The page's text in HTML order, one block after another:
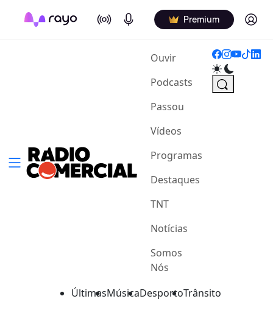
On Air Podcasts Premium Log in
Ouvir(current)
Podcasts
Passou
Vídeos
Programas
Destaques
TNT
Notícias
Somos
Nós
ÚltimasMúsicaDesportoTrânsito